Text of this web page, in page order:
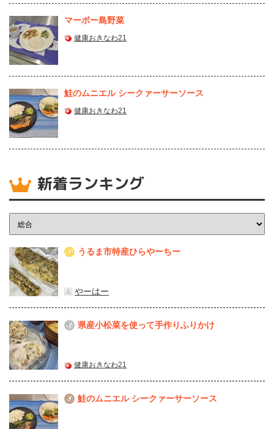
マーボー島野菜
健康おきなわ21
鮭のムニエル シークァーサーソース
健康おきなわ21
新着ランキング
1 うるま市特産ひらやーちー
やーはー
2 県産⼩松菜を使って⼿作りふりかけ
健康おきなわ21
3 鮭のムニエル シークァーサーソース